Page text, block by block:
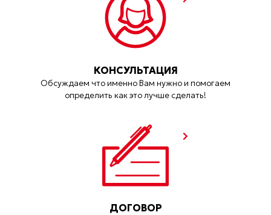
КОНСУЛЬТАЦИЯ
Обсуждаем что именно Вам нужно и помогаем
определить как это лучше сделать!
ДОГОВОР